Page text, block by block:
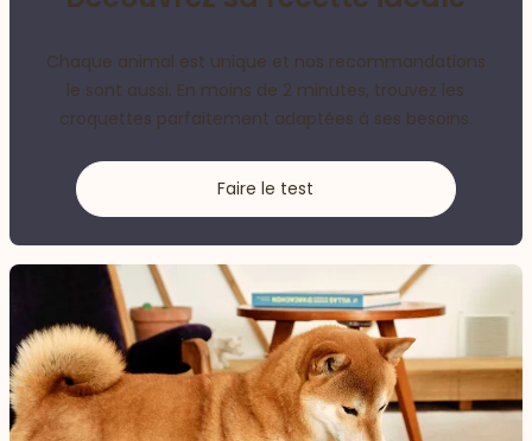
Chaque animal est unique et nos recommandations
le sont aussi. En moins de 2 minutes, trouvez les
croquettes parfaitement adaptées à ses besoins.
Faire le test